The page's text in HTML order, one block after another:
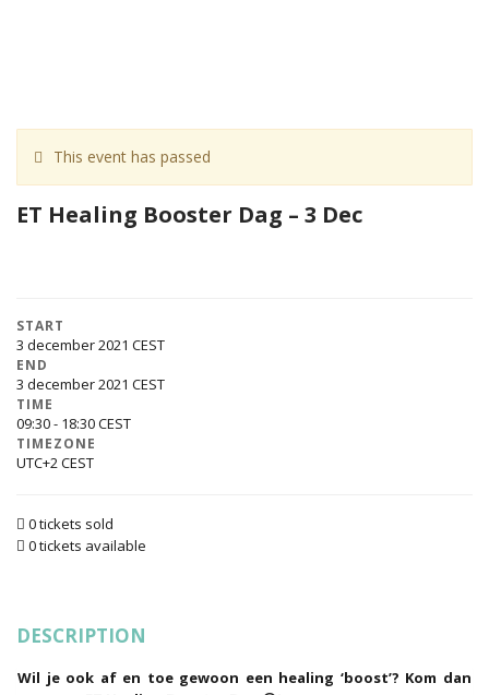
This event has passed
ET Healing Booster Dag – 3 Dec
START
3 december 2021
END
3 december 2021
TIME
09:30 - 18:30
TIMEZONE
UTC+2
0 tickets sold
0 tickets available
DESCRIPTION
Wil je ook af en toe gewoon een healing ‘boost’? Kom dan